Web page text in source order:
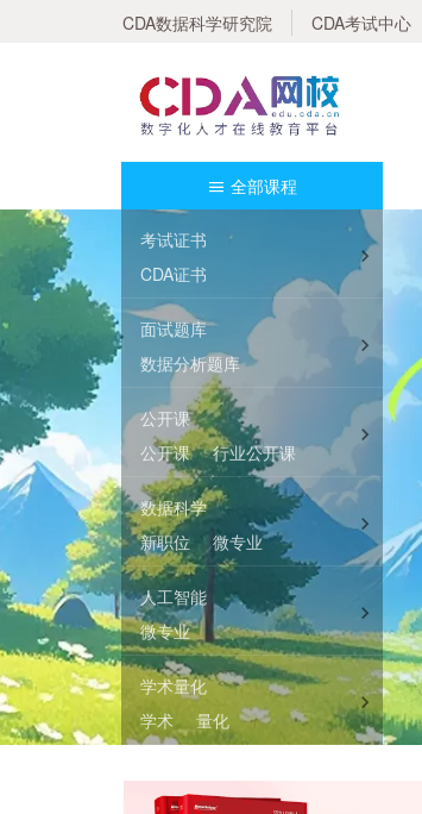
CDA数据科学研究院 CDA考试中心
全部课程
考试证书
CDA证书
面试题库
数据分析题库
数据治理题库
人工智能题库
公开课
公开课
行业公开课
数据科学
新职位
微专业
人工智能
微专业
学术量化
学术
量化